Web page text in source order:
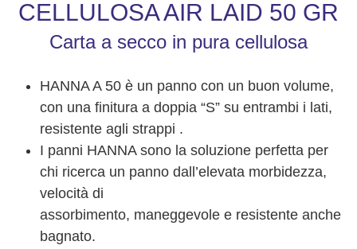
CELLULOSA AIR LAID 50 GR
Carta a secco in pura cellulosa
HANNA A 50 è un panno con un buon volume,
con una finitura a doppia “S” su entrambi i lati,
resistente agli strappi .
I panni HANNA sono la soluzione perfetta per
chi ricerca un panno dall’elevata morbidezza,
velocità di
assorbimento, maneggevole e resistente anche
bagnato.